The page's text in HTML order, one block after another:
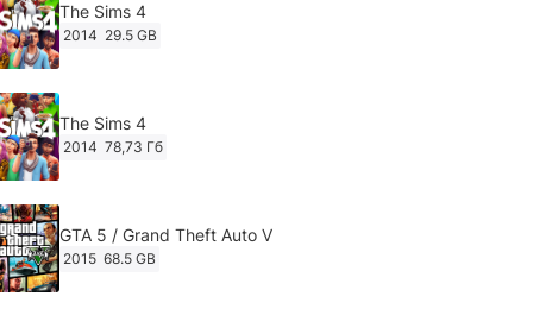
The Sims 4
2014 29.5 GB
The Sims 4
2014 78,73 Гб
GTA 5 / Grand Theft Auto V
2015 68.5 GB